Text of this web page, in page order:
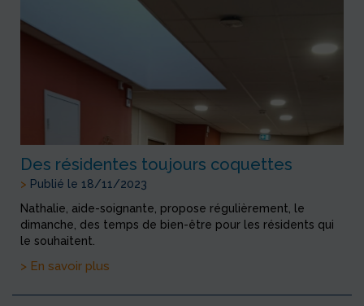
Des résidentes toujours coquettes
> Publié le 18/11/2023
Nathalie, aide-soignante, propose régulièrement, le
dimanche, des temps de bien-être pour les résidents qui
le souhaitent.
> En savoir plus